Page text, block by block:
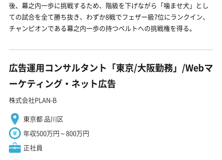
後、幕之内一歩に挑戦するため、階級を下げながら「噛ませ犬」とし
ての試合を全て勝ち抜き、わずか8戦でフェザー級7位にランクイン、
チャンピオンである幕之内一歩の持つベルトへの挑戦権を得る。
広告運用コンサルタント「東京/大阪勤務」/Webマ
ーケティング・ネット広告
株式会社PLAN-B
東京都 品川区
年収500万円～800万円
正社員